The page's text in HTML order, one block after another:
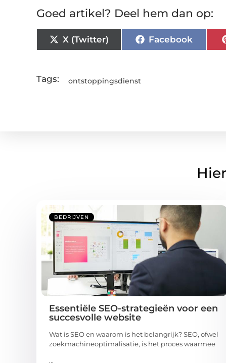
Goed artikel? Deel hem dan op:
X (Twitter) Facebook
Tags: ontstoppingsdienst
BEDRIJVEN
Essentiële SEO-strategieën voor een
succesvolle website
Wat is SEO en waarom is het belangrijk? SEO, ofwel
zoekmachineoptimalisatie, is het proces waarmee
...